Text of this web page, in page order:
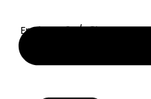
Envío en 24/48h